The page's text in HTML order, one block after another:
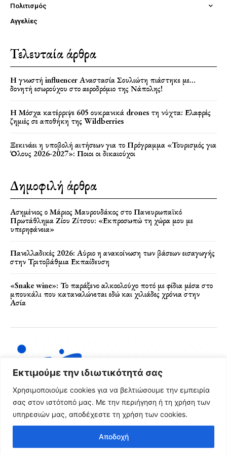
Εκτιμούμε την ιδιωτικότητά σας
Χρησιμοποιούμε cookies για να βελτιώσουμε την εμπειρία
σας στον ιστότοπό μας. Με την περιήγηση ή τη χρήση των
υπηρεσιών μας, αποδέχεστε τη χρήση των cookies.
Αποδοχή
Πολιτισμός
Αγγελίες
Τελευταία άρθρα
Η γνωστή influencer Αναστασία Σουλιώτη πιάστηκε με…
δονητή εσωρούχου στο αεροδρόμιο της Νάπολης!
Η Μόσχα κατέρριψε 605 ουκρανικά drones τη νύχτα: Ελαφρές
ζημιές σε αποθήκη της Wildberries
Ξεκινάει η υποβολή αιτήσεων για το Πρόγραμμα «Τουρισμός για
Όλους 2026-2027»: Ποιοι οι δικαιούχοι
Δημοφιλή άρθρα
Ασημένιος ο Μάριος Μαυρουδάκος στο Πανευρωπαϊκό
Πρωτάθλημα Ζίου Ζίτσου: «Εκπροσωπώ τη χώρα μου με
υπερηφάνεια»
Πανελλαδικές 2026: Αύριο η ανακοίνωση των βάσεων εισαγωγής
στην Τριτοβάθμια Εκπαίδευση
«Snake wine»: Το παράξενο αλκοολούχο ποτό με φίδια μέσα στο
μπουκάλι που καταναλώνεται εδώ και χιλιάδες χρόνια στην
Ασία
Όροι Χρήσης & Πολιτική Απορρήτου
© 2024 FRG News Copyright - Created by NEXT Digital